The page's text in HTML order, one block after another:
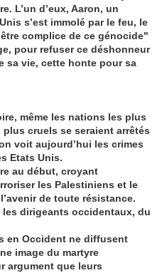
L’un d’eux, Aaron, un
s’est immolé par le feu, le
complice de ce génocide"
pour refuser ce déshonneur
sa vie, cette honte pour sa
même les nations les plus
cruels se seraient arrêtés
voit aujourd’hui les crimes
Etats Unis.
au début, croyant
les Palestiniens et le
de toute résistance.
dirigeants occidentaux, du
en Occident ne diffusent
image du martyre
argument que leurs